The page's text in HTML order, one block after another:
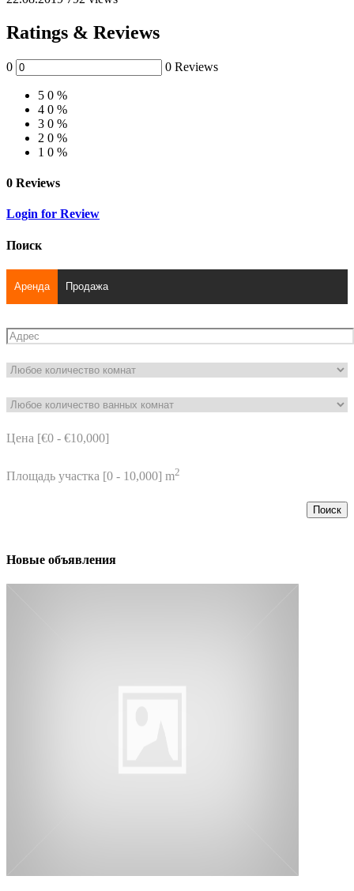
Ratings & Reviews
0 0 Reviews
5 0 %
4 0 %
3 0 %
2 0 %
1 0 %
0 Reviews
Login for Review
Поиск
Аренда Продажа
Цена [€0 - €10,000]
Площадь участка [0 - 10,000] m2
Поиск
Новые объявления